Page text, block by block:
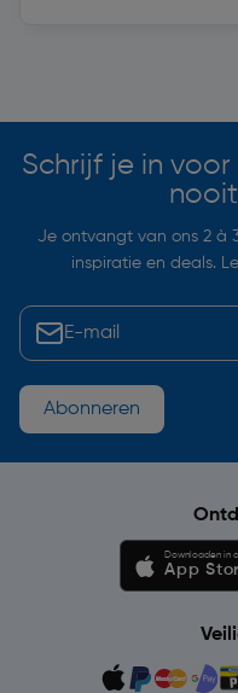
Schrijf je in
Je ontvangt van ons 2 à
inspiratie en deals.
Abonneren
Downloaden in
App